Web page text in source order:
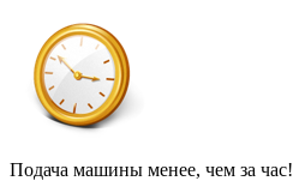
Подача машины менее, чем за час!